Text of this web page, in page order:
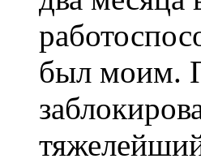
был моим.